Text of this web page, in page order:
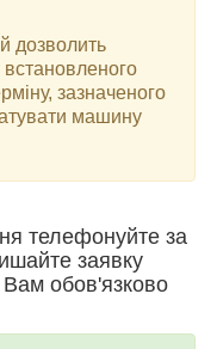
дозволить
встановленого
зазначеного
машину
телефонуйте за
заявку
Вам обов'язково